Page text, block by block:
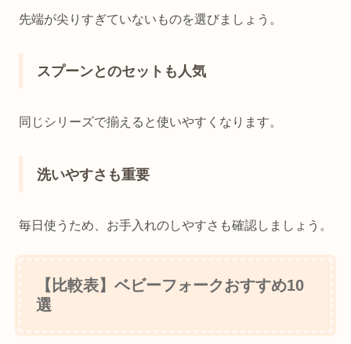
先端が尖りすぎていないものを選びましょう。
スプーンとのセットも人気
同じシリーズで揃えると使いやすくなります。
洗いやすさも重要
毎日使うため、お手入れのしやすさも確認しましょう。
【比較表】ベビーフォークおすすめ10
選